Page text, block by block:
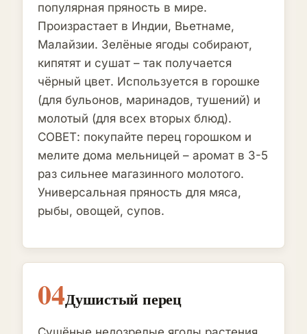
популярная пряность в мире.
Произрастает в Индии, Вьетнаме,
Малайзии. Зелёные ягоды собирают,
кипятят и сушат – так получается
чёрный цвет. Используется в горошке
(для бульонов, маринадов, тушений) и
молотый (для всех вторых блюд).
СОВЕТ: покупайте перец горошком и
мелите дома мельницей – аромат в 3-5
раз сильнее магазинного молотого.
Универсальная пряность для мяса,
рыбы, овощей, супов.
04Душистый перец